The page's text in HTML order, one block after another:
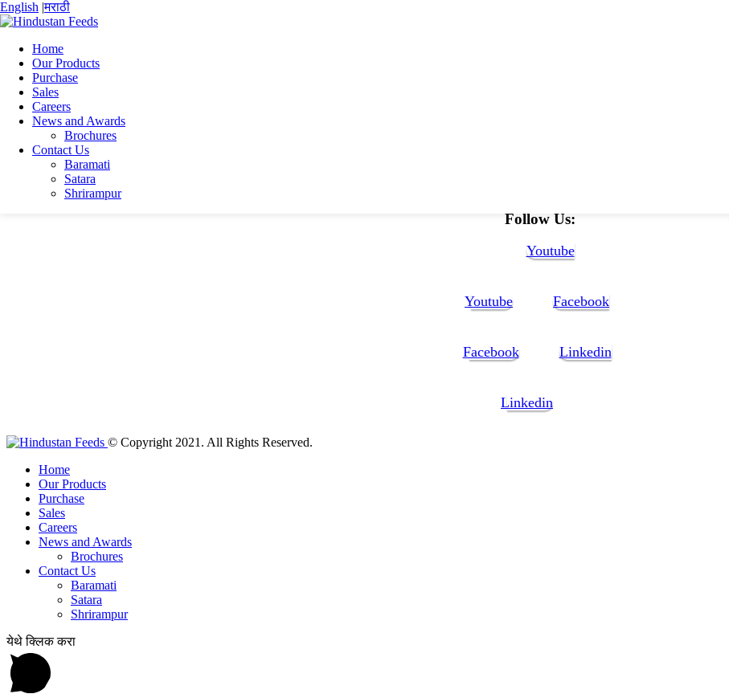
English |मराठी
Home
Our Products
Purchase
Sales
Careers
News and Awards
Brochures
Contact Us
Baramati
Satara
Shrirampur
Home
Vishvajit Avadhut Aute
resume
resume
Follow Us:
Youtube
Youtube Facebook
Facebook Linkedin
Linkedin
© Copyright 2021. All Rights Reserved.
Home
Our Products
Purchase
Sales
Careers
News and Awards
Brochures
Contact Us
Baramati
Satara
Shrirampur
येथे क्लिक करा